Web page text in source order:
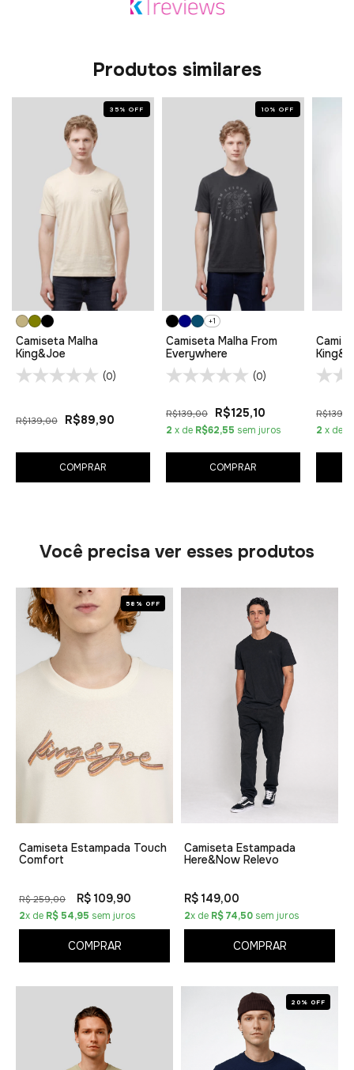
Produtos similares
35 %OFF
Camiseta Malha
King&Joe
(0)
R$139,00 R$89,90
COMPRAR
10 %OFF
+1
Camiseta Malha From
Everywhere
(0)
R$139,00 R$125,10
2 x de R$62,55 sem juros
COMPRAR
2 x de
Você precisa ver esses produtos
58% OFF
Camiseta Estampada Touch
Comfort
R$ 259,00 R$ 109,90
2x de R$ 54,95 sem juros
COMPRAR
Camiseta Estampada
Here&Now Relevo
R$ 149,00
2x de R$ 74,50 sem juros
COMPRAR
20% OFF